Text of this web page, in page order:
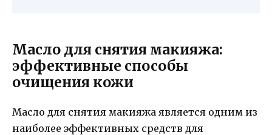
Масло для снятия макияжа:
эффективные способы
очищения кожи
Масло для снятия макияжа является одним из
наиболее эффективных средств для